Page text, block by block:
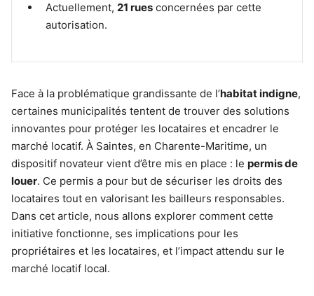
Actuellement, 21 rues concernées par cette
autorisation.
Face à la problématique grandissante de l’habitat indigne,
certaines municipalités tentent de trouver des solutions
innovantes pour protéger les locataires et encadrer le
marché locatif. À Saintes, en Charente-Maritime, un
dispositif novateur vient d’être mis en place : le permis de
louer. Ce permis a pour but de sécuriser les droits des
locataires tout en valorisant les bailleurs responsables.
Dans cet article, nous allons explorer comment cette
initiative fonctionne, ses implications pour les
propriétaires et les locataires, et l’impact attendu sur le
marché locatif local.